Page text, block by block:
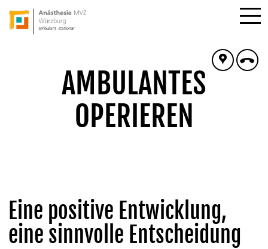
AMBULANTES
OPERIEREN
Eine positive Entwicklung,
eine sinnvolle Entscheidung